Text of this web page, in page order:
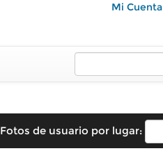
Mi Cuenta
Fotos de usuario por lugar: